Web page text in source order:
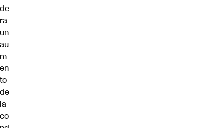
de
ra
un
au
m
en
to
de
la
co